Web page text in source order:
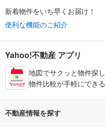
新着物件をいち早くお届け！
便利な機能のご紹介
Yahoo!不動産 アプリ
地図でサクッと物件探し
物件比較が手軽にできる
不動産情報を探す